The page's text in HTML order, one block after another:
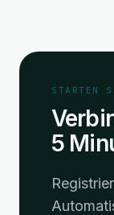
STARTEN
5